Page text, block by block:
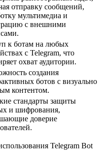
отправку сообщений,
мультимедиа и
с внешними
к ботам на любых
с Telegram, что
охват аудитории.
создания
ботов с визуально
контентом.
стандарты защиты
и шифрования,
доверие
Telegram Bot